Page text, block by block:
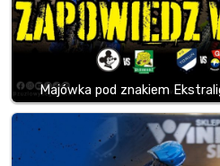
Majówka pod znakiem